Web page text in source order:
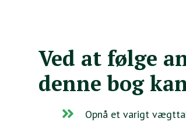
Ved at følge
denne bog
Opnå et varigt